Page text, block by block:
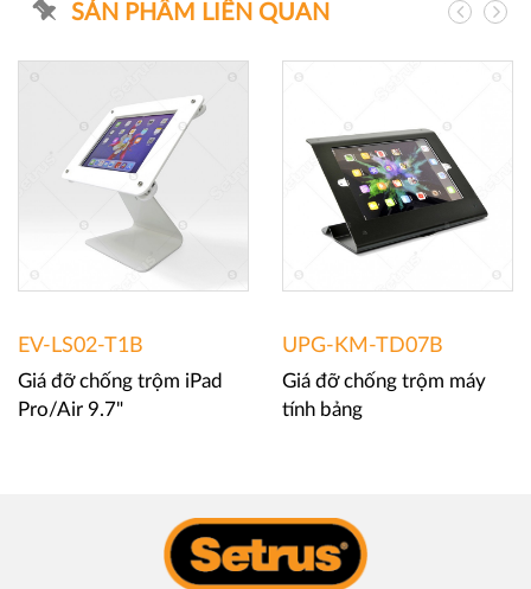
SẢN PHẨM LIÊN QUAN
EV-LS02-T1B
Giá đỡ chống trộm iPad
Pro/Air 9.7"
UPG-KM-TD07B
Giá đỡ chống trộm máy
tính bảng